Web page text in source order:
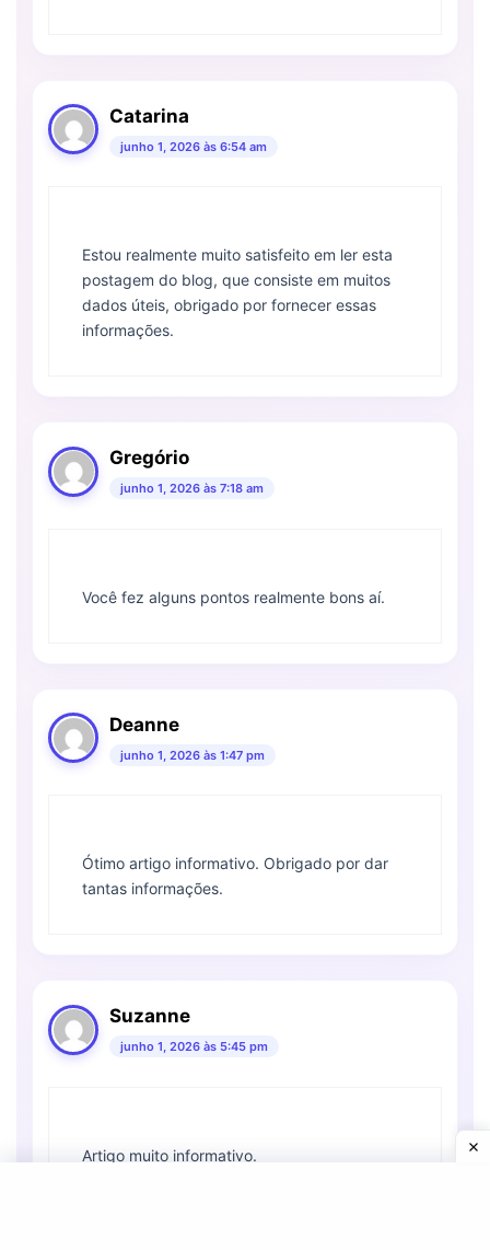
Catarina
junho 1, 2026 às 6:54 am
Estou realmente muito satisfeito em ler esta
postagem do blog, que consiste em muitos
dados úteis, obrigado por fornecer essas
informações.
Gregório
junho 1, 2026 às 7:18 am
Você fez alguns pontos realmente bons aí.
Deanne
junho 1, 2026 às 1:47 pm
Ótimo artigo informativo. Obrigado por dar
tantas informações.
Suzanne
junho 1, 2026 às 5:45 pm
Artigo muito informativo.